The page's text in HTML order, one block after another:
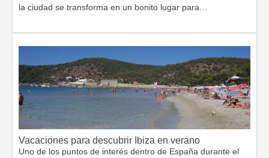
la ciudad se transforma en un bonito lugar para…
Vacaciones para descubrir Ibiza en verano
Uno de los puntos de interés dentro de España durante el